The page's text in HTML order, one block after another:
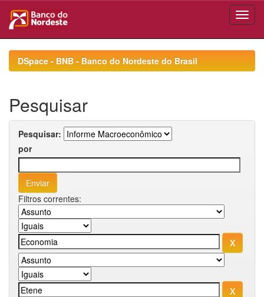
navigationDSpace - BNB - Banco do Nordeste do Brasil
Pesquisar
Pesquisar:
por
Filtros correntes: